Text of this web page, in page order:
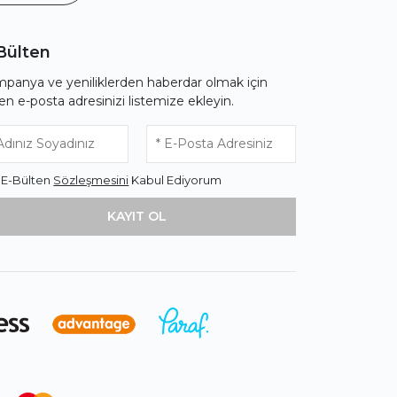
ve yeniliklerden haberdar olmak için
e-posta adresinizi listemize ekleyin.
E-Bülten Sözleşmesini Kabul Ediyorum